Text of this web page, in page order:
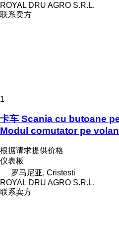
ROYAL DRU AGRO S.R.L.
联系卖方
1
卡车 Scania cu butoane
Modul comutator pe
根据请求提供价格
仪表板
罗马尼亚, Cristesti
ROYAL DRU AGRO S.R.L.
联系卖方